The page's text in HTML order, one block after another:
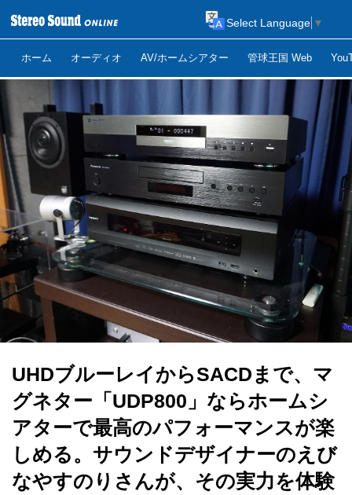
ホーム オーディオ AV/ホームシアター 管球王国 Web
Select Language ▼
UHDブルーレイからSACDまで、マ
グネター「UDP800」ならホームシ
アターで最高のパフォーマンスが楽
しめる。サウンドデザイナーのえび
なやすのりさんが、その実力を体験